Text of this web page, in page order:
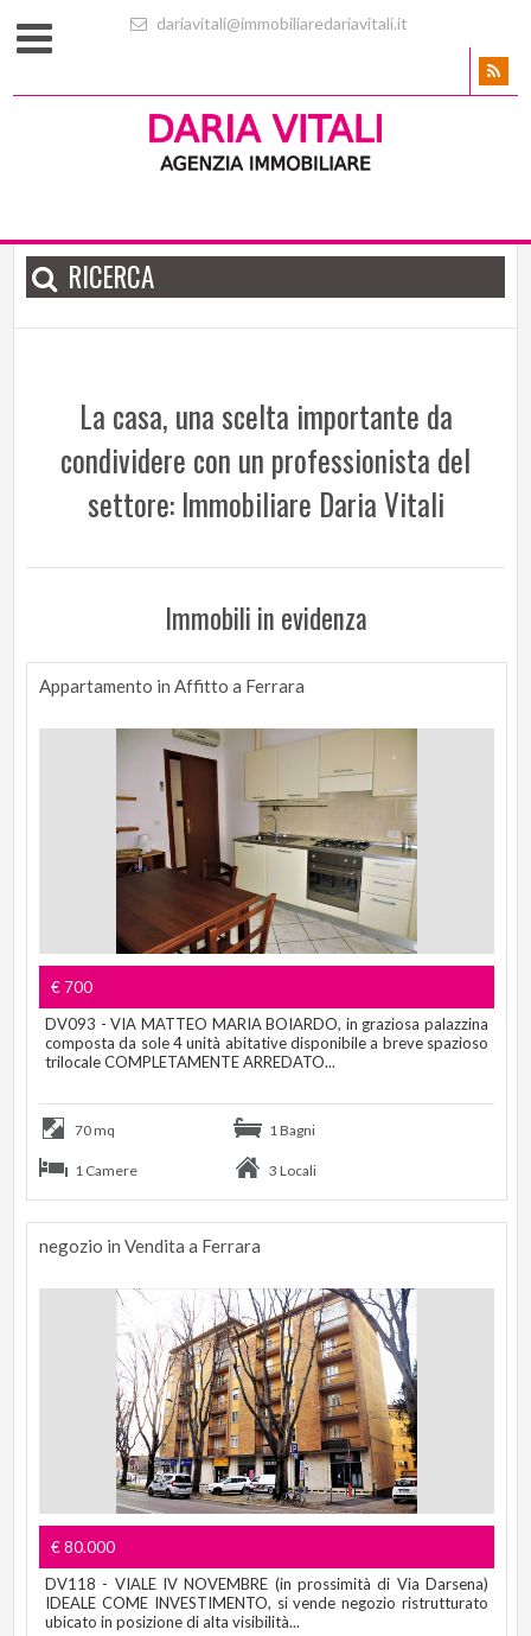
dariavitali@immobiliaredariavitali.it
RICERCA
La casa, una scelta importante da
condividere con un professionista del
settore: Immobiliare Daria Vitali
Immobili in evidenza
Appartamento in Affitto a Ferrara
€ 700
DV093 - VIA MATTEO MARIA BOIARDO, in graziosa palazzina
composta da sole 4 unità abitative disponibile a breve spazioso
trilocale COMPLETAMENTE ARREDATO...
70 mq 1 Bagni
1 Camere 3 Locali
negozio in Vendita a Ferrara
€ 80.000
DV118 - VIALE IV NOVEMBRE (in prossimità di Via Darsena)
IDEALE COME INVESTIMENTO, si vende negozio ristrutturato
ubicato in posizione di alta visibilità...